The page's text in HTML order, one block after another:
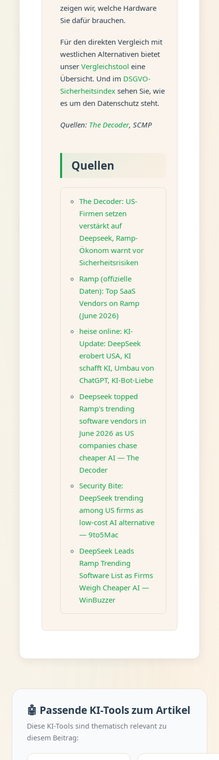
zeigen wir, welche Hardware
Sie dafür brauchen.
Für den direkten Vergleich mit
westlichen Alternativen bietet
unserVergleichstool eine
Übersicht. Und im DSGVO-
Sicherheitsindex sehen Sie, wie
es um den Datenschutz steht.
Quellen: The Decoder, SCMP
Quellen
The Decoder: US-
Firmen setzen
verstärkt auf
Deepseek, Ramp-
Ökonom warnt vor
Sicherheitsrisiken
Ramp (offizielle
Daten): Top SaaS
Vendors on Ramp
(June 2026)
heise online: KI-
Update: DeepSeek
erobert USA, KI
schafft KI, Umbau von
ChatGPT, KI-Bot-Liebe
Deepseek topped
Ramp's trending
software vendors in
June 2026 as US
companies chase
cheaper AI — The
Decoder
Security Bite:
DeepSeek trending
among US firms as
low-cost AI alternative
— 9to5Mac
DeepSeek Leads
Ramp Trending
Software List as Firms
Weigh Cheaper AI —
WinBuzzer
🤖 Passende KI-Tools zum Artikel
Diese KI-Tools sind thematisch relevant zu
diesem Beitrag: